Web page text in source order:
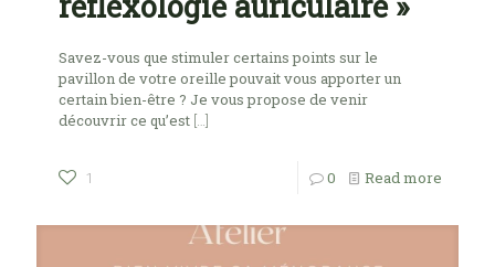
Savez-vous que stimuler certains points sur le
pavillon de votre oreille pouvait vous apporter un
certain bien-être ? Je vous propose de venir
découvrir ce qu’est […]
1 0 Read more